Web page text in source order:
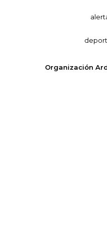
Organización